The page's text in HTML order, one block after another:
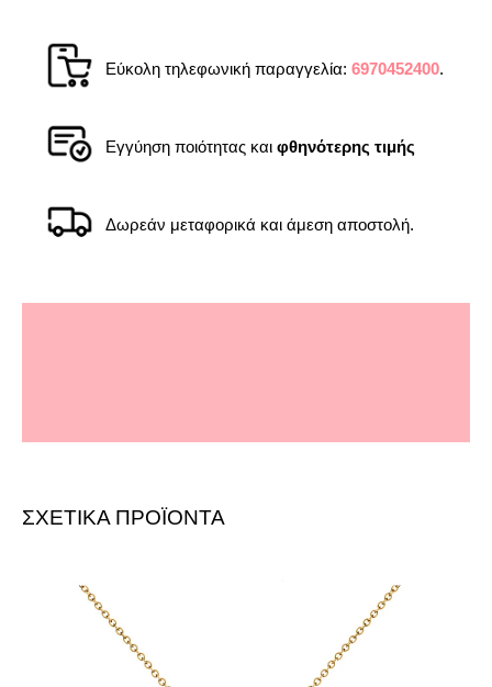
Εύκολη τηλεφωνική παραγγελία: 6970452400.
Εγγύηση ποιότητας και φθηνότερης τιμής
Δωρεάν μεταφορικά και άμεση αποστολή.
ΣΧΕΤΙΚΑ ΠΡΟΪΟΝΤΑ